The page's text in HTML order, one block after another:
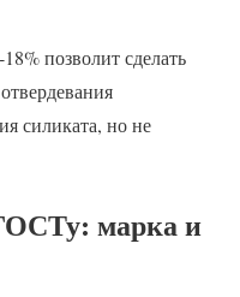
позволит сделать
силиката, но не
марка и